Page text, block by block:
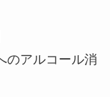
のアルコール消